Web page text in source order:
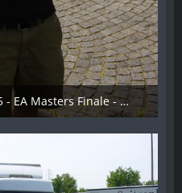
2007-05-04 - Boerde LAN 15 - EA Masters Finale - 027